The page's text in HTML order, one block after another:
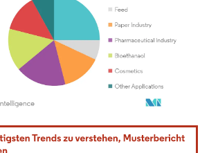
Wiederverwendung erfordert Namensnennung gemäß